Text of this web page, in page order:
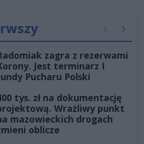
Poprzednie
zagra z rezerwami
Jest terminarz I
Pucharu Polski
tys. zł na dokumentację
Wrażliwy punkt
mazowieckich drogach
oblicze